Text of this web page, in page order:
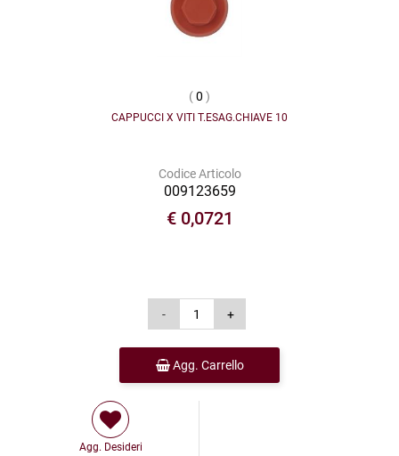
(0 )
CAPPUCCI X VITI T.ESAG.CHIAVE 10
Codice Articolo
009123659
€ 0,0721
Agg. Carrello
Agg. Desideri